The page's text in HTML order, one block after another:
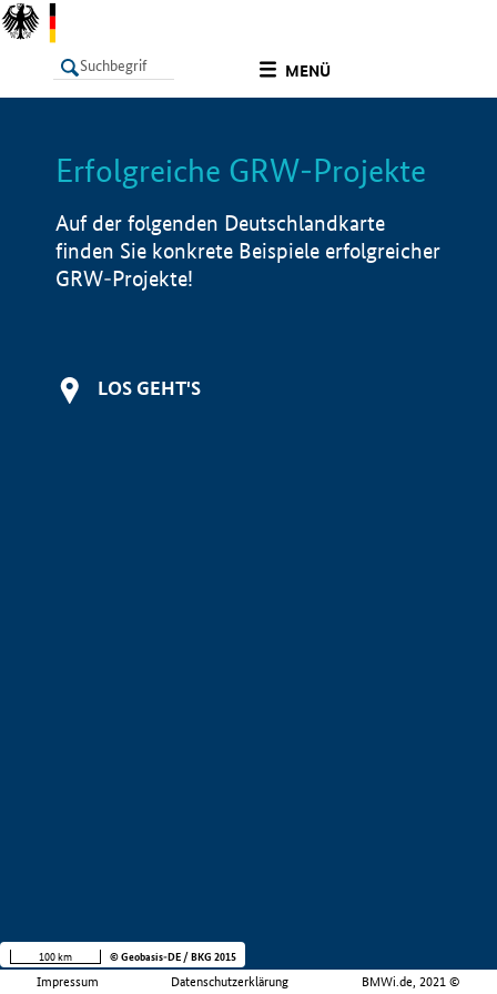
MENÜ
LISTE Info
Erfolgreiche GRW-Projekte
Auf der folgenden Deutschlandkarte
finden Sie konkrete Beispiele erfolgreicher
GRW-Projekte!
LOS GEHT'S
Impressum Datenschutzerklärung BMWi.de, 2021 ©
100 km © Geobasis-DE / BKG 2015